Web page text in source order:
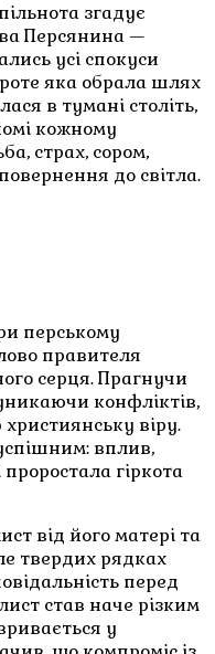
згадує
Персянина —
усі спокуси
яка обрала шлях
в тумані століть,
кожному
страх, сором,
до світла.
перському
правителя
серця. Прагнучи
конфліктів,
віру.
вплив,
гіркота
від його матері та
твердих рядках
перед
став наче різким
у